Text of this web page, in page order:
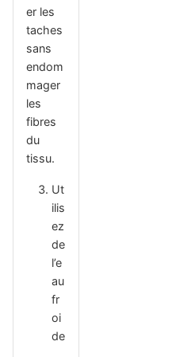
er les
taches
sans
endom
mager
les
fibres
du
tissu.
Ut
ilis
ez
de
l’e
au
fr
oi
de